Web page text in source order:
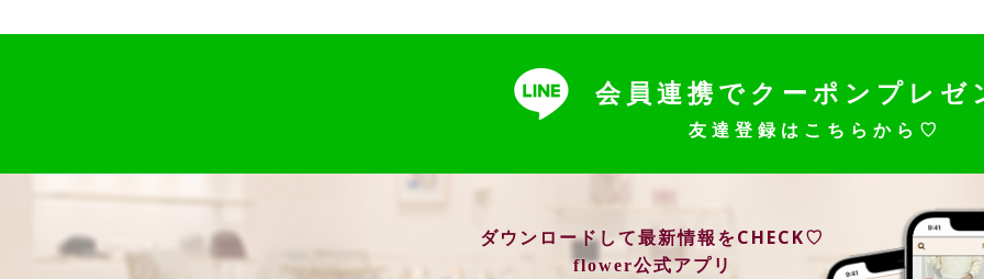
会員連携でクーポンプレゼ
友達登録はこちらから♡
ダウンロードして最新情報をCHECK♡
flower公式アプリ